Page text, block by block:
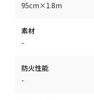
95cm×1.8m
素材
-
防火性能
-